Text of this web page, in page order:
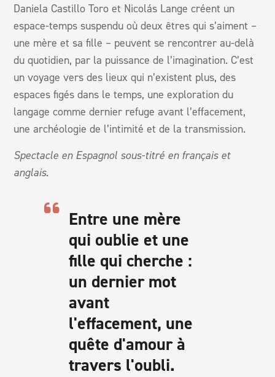
Daniela Castillo Toro et Nicolás Lange créent un
espace-temps suspendu où deux êtres qui s’aiment –
une mère et sa fille – peuvent se rencontrer au-delà
du quotidien, par la puissance de l’imagination. C’est
un voyage vers des lieux qui n’existent plus, des
espaces figés dans le temps, une exploration du
langage comme dernier refuge avant l’effacement,
une archéologie de l’intimité et de la transmission.
Spectacle en Espagnol sous-titré en français et
anglais.
Entre une mère
qui oublie et une
fille qui cherche :
un dernier mot
avant
l'effacement, une
quête d'amour à
travers l'oubli.